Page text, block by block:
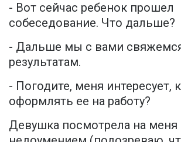
- Вот сейчас ребенок прошел
собеседование. Что дальше?
- Дальше мы с вами
результатам.
- Погодите, меня интересует,
оформлять ее на работу?
Девушка посмотрела на меня